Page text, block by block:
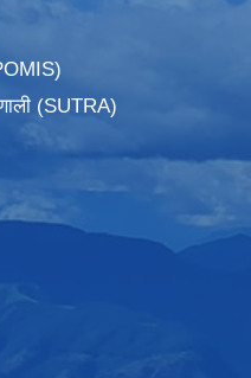
(SUTRA)